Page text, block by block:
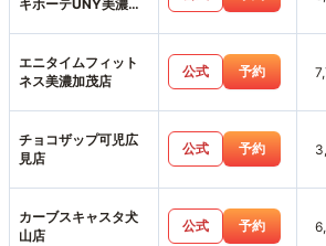
キホーテUNY美濃加
エニタイムフィット
ネス美濃加茂店
公式 予約
チョコザップ可児広
見店
公式 予約
カーブスキャスタ犬
山店
公式 予約